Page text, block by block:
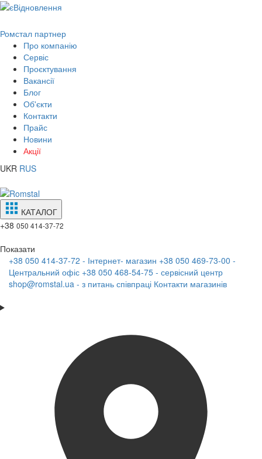
Ромстал партнер
Про компанію
Сервіс
Проєктування
Вакансії
Блог
Об'єкти
Контакти
Прайс
Новини
Акції
UKR RUS
КАТАЛОГ
+38 050 414-37-72
Показати
+38 050 414-37-72 - Інтернет- магазин +38 050 469-73-00 -
Центральний офіс +38 050 468-54-75 - сервісний центр
shop@romstal.ua - з питань співпраці Контакти магазинів